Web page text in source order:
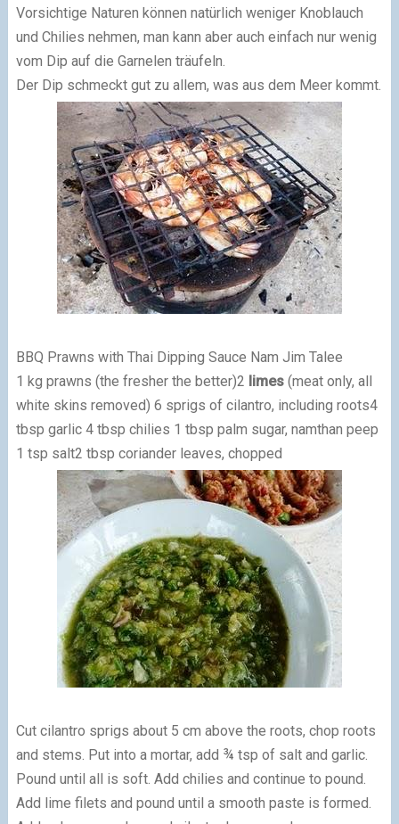
Vorsichtige Naturen können natürlich weniger Knoblauch
und Chilies nehmen, man kann aber auch einfach nur wenig
vom Dip auf die Garnelen träufeln.
Der Dip schmeckt gut zu allem, was aus dem Meer kommt.
BBQ Prawns with Thai Dipping Sauce Nam Jim Talee
1 kg prawns (the fresher the better)2 limes(meat only, all
white skins removed) 6 sprigs of cilantro, including roots4
tbsp garlic 4 tbsp chilies 1 tbsp palm sugar, namthan peep
1 tsp salt2 tbsp coriander leaves, chopped
Cut cilantro sprigs about 5 cm above the roots, chop roots
and stems. Put into a mortar, add ¾ tsp of salt and garlic.
Pound until all is soft. Add chilies and continue to pound.
Add lime filets and pound until a smooth paste is formed.